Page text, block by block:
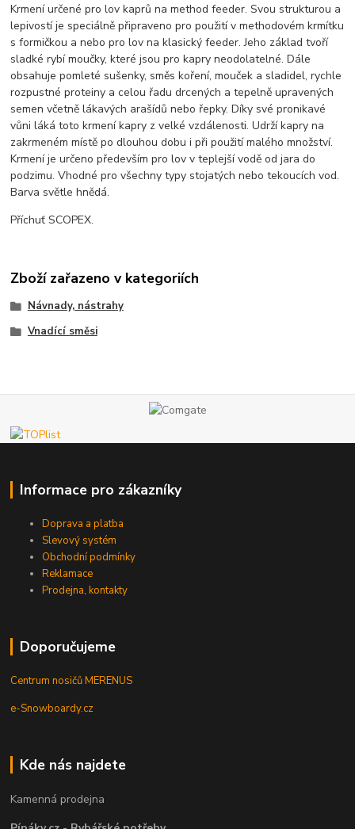
Krmení určené pro lov kaprů na method feeder. Svou strukturou a
lepivostí je speciálně připraveno pro použití v methodovém krmítku
s formičkou a nebo pro lov na klasický feeder. Jeho základ tvoří
sladké rybí moučky, které jsou pro kapry neodolatelné. Dále
obsahuje pomleté sušenky, směs koření, mouček a sladidel, rychle
rozpustné proteiny a celou řadu drcených a tepelně upravených
semen včetně lákavých arašídů nebo řepky. Díky své pronikavé
vůni láká toto krmení kapry z velké vzdálenosti. Udrží kapry na
zakrmeném místě po dlouhou dobu i při použití malého množství.
Krmení je určeno především pro lov v teplejší vodě od jara do
podzimu. Vhodné pro všechny typy stojatých nebo tekoucích vod.
Barva světle hnědá.
Příchuť SCOPEX.
Zboží zařazeno v kategoriích
Návnady, nástrahy
Vnadící směsi
Informace pro zákazníky
Doprava a platba
Slevový systém
Obchodní podmínky
Reklamace
Prodejna, kontakty
Doporučujeme
Centrum nosičů MERENUS
e-Snowboardy.cz
Kde nás najdete
Kamenná prodejna